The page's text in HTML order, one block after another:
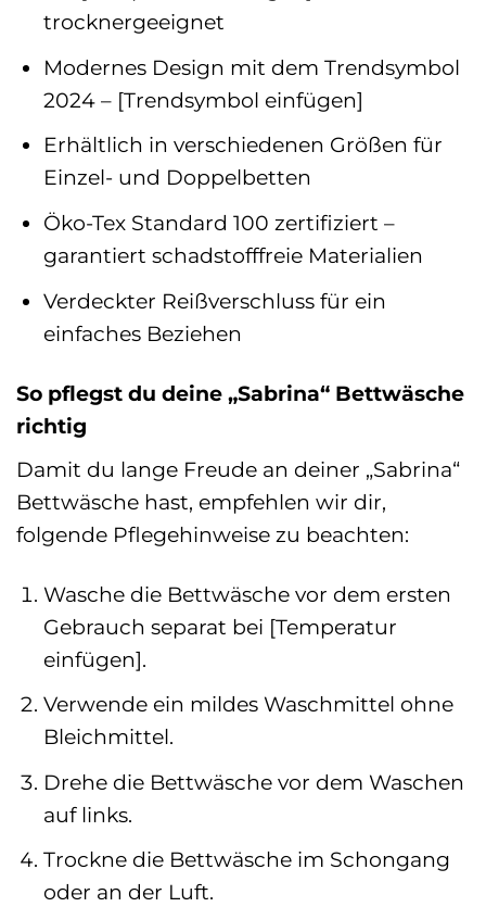
trocknergeeignet
Modernes Design mit dem Trendsymbol
2024 – [Trendsymbol einfügen]
Erhältlich in verschiedenen Größen für
Einzel- und Doppelbetten
Öko-Tex Standard 100 zertifiziert –
garantiert schadstofffreie Materialien
Verdeckter Reißverschluss für ein
einfaches Beziehen
So pflegst du deine „Sabrina“ Bettwäsche
richtig
Damit du lange Freude an deiner „Sabrina“
Bettwäsche hast, empfehlen wir dir,
folgende Pflegehinweise zu beachten:
Wasche die Bettwäsche vor dem ersten
Gebrauch separat bei [Temperatur
einfügen].
Verwende ein mildes Waschmittel ohne
Bleichmittel.
Drehe die Bettwäsche vor dem Waschen
auf links.
Trockne die Bettwäsche im Schongang
oder an der Luft.